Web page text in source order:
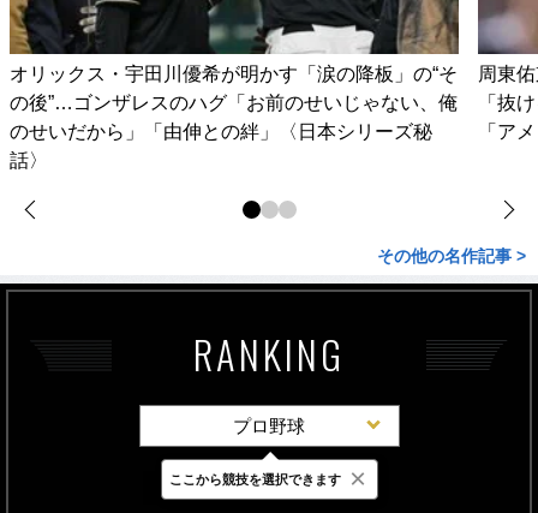
オリックス・宇田川優希が明かす「涙の降板」の“そ
の後”…ゴンザレスのハグ「お前のせいじゃない、俺
のせいだから」「由伸との絆」〈日本シリーズ秘
話〉
周東
「抜
「ア
その他の名作記事 >
RANKING
プロ野球
最新 24時間 週間
ここから競技を選択できます ×